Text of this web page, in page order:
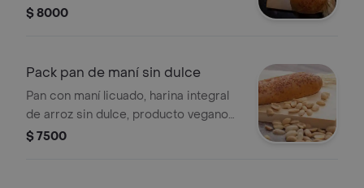
campesino.
$ 8000
Pack pan de maní sin dulce
Pan con maní licuado, harina integral
de arroz sin dulce, producto vegano
sin gluten, porción personal.
$ 7500